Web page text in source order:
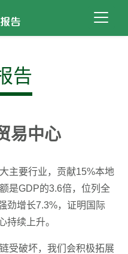
告
易中心
主要行业，贡献15%本地
是GDP的3.6倍，位列全
劲增长7.3%，证明国际
持续上升。
受破坏，我们会积极拓展